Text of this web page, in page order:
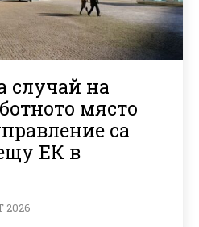
случай на
място
са
ЕК в